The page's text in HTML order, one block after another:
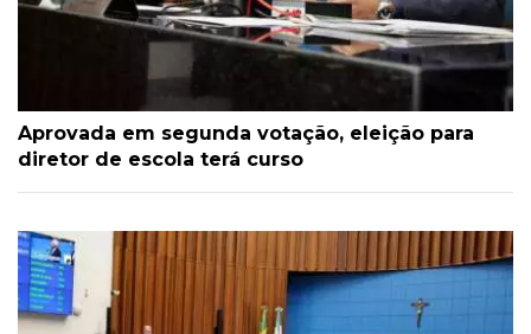
Aprovada em segunda votação, eleição para
diretor de escola terá curso